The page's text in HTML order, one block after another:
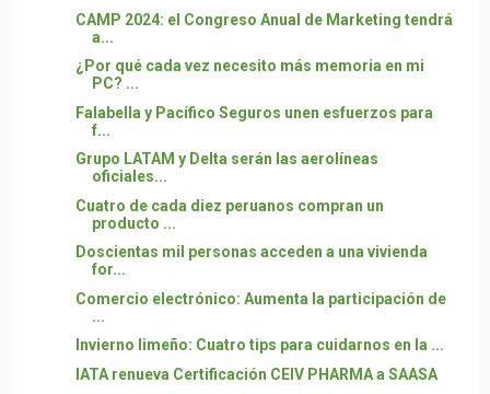
CAMP 2024: el Congreso Anual de Marketing tendrá
a...
¿Por qué cada vez necesito más memoria en mi
PC? ...
Falabella y Pacífico Seguros unen esfuerzos para
f...
Grupo LATAM y Delta serán las aerolíneas
oficiales...
Cuatro de cada diez peruanos compran un
producto ...
Doscientas mil personas acceden a una vivienda
for...
Comercio electrónico: Aumenta la participación de
...
Invierno limeño: Cuatro tips para cuidarnos en la ...
IATA renueva Certificación CEIV PHARMA a SAASA